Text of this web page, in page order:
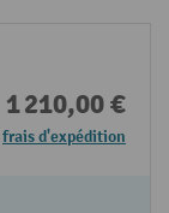
1 210,00 €
frais d'expédition